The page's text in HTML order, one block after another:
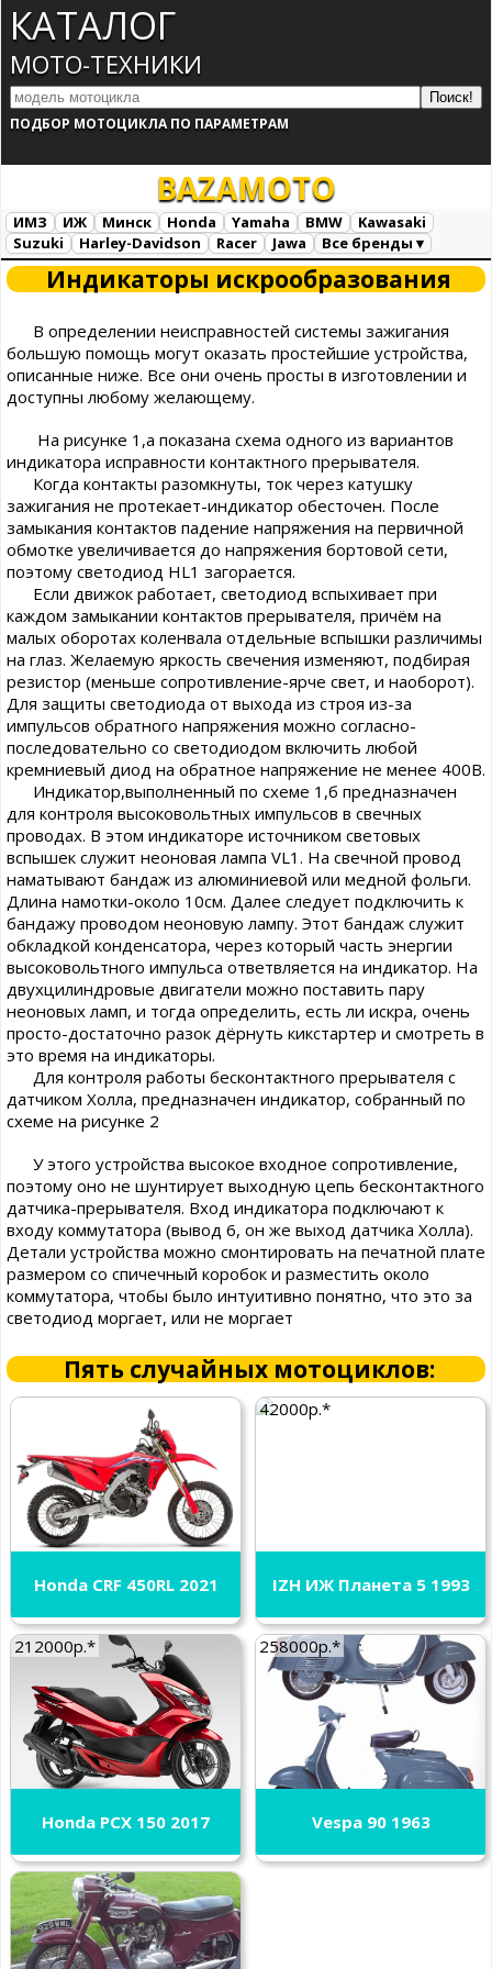
КАТАЛОГ
МОТО-ТЕХНИКИ
ПОДБОР МОТОЦИКЛА ПО ПАРАМЕТРАМ
BAZAMOTO
ИМЗ ИЖ Минск Honda Yamaha BMW
Kawasaki
Suzuki
Harley-Davidson Racer Jawa
Все бренды ▾
Все марки
Загрузка...
Индикаторы искрообразования
В определении неисправностей системы зажигания
большую помощь могут оказать простейшие устройства,
описанные ниже. Все они очень просты в изготовлении и
доступны любому желающему.
На рисунке 1,а показана схема одного из вариантов
индикатора исправности контактного прерывателя.
Когда контакты разомкнуты, ток через катушку
зажигания не протекает-индикатор обесточен. После
замыкания контактов падение напряжения на первичной
обмотке увеличивается до напряжения бортовой сети,
поэтому светодиод HL1 загорается.
Если движок работает, светодиод вспыхивает при
каждом замыкании контактов прерывателя, причём на
малых оборотах коленвала отдельные вспышки различимы
на глаз. Желаемую яркость свечения изменяют, подбирая
резистор (меньше сопротивление-ярче свет, и наоборот).
Для защиты светодиода от выхода из строя из-за
импульсов обратного напряжения можно согласно-
последовательно со светодиодом включить любой
кремниевый диод на обратное напряжение не менее 400В.
Индикатор,выполненный по схеме 1,б предназначен
для контроля высоковольтных импульсов в свечных
проводах. В этом индикаторе источником световых
вспышек служит неоновая лампа VL1. На свечной провод
наматывают бандаж из алюминиевой или медной фольги.
Длина намотки-около 10см. Далее следует подключить к
бандажу проводом неоновую лампу. Этот бандаж служит
обкладкой конденсатора, через который часть энергии
высоковольтного импульса ответвляется на индикатор. На
двухцилиндровые двигатели можно поставить пару
неоновых ламп, и тогда определить, есть ли искра, очень
просто-достаточно разок дёрнуть кикстартер и смотреть в
это время на индикаторы.
Для контроля работы бесконтактного прерывателя с
датчиком Холла, предназначен индикатор, собранный по
схеме на рисунке 2
У этого устройства высокое входное сопротивление,
поэтому оно не шунтирует выходную цепь бесконтактного
датчика-прерывателя. Вход индикатора подключают к
входу коммутатора (вывод 6, он же выход датчика Холла).
Детали устройства можно смонтировать на печатной плате
размером со спичечный коробок и разместить около
коммутатора, чтобы было интуитивно понятно, что это за
светодиод моргает, или не моргает
Пять случайных мотоциклов:
Honda CRF 450RL 2021
42000р.*
IZH ИЖ Планета 5 1993
212000р.*
Honda PCX 150 2017
258000р.*
Vespa 90 1963